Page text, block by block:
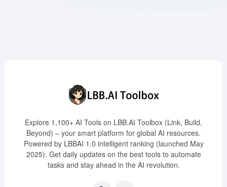
Explore 1,100+ AI Tools on LBB.AI Toolbox (Link, Build,
Beyond) – your smart platform for global AI resources.
Powered by LBBAI 1.0 intelligent ranking (launched May
2025). Get daily updates on the best tools to automate
tasks and stay ahead in the AI revolution.